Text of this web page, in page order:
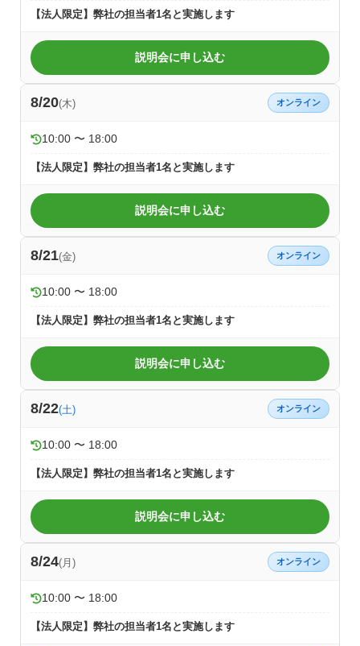
【法人限定】弊社の担当者1名と実施します
説明会に申し込む
8/20(木) オンライン
10:00 〜 18:00
【法人限定】弊社の担当者1名と実施します
説明会に申し込む
8/21(金) オンライン
10:00 〜 18:00
【法人限定】弊社の担当者1名と実施します
説明会に申し込む
8/22(土) オンライン
10:00 〜 18:00
【法人限定】弊社の担当者1名と実施します
説明会に申し込む
8/24(月) オンライン
10:00 〜 18:00
【法人限定】弊社の担当者1名と実施します